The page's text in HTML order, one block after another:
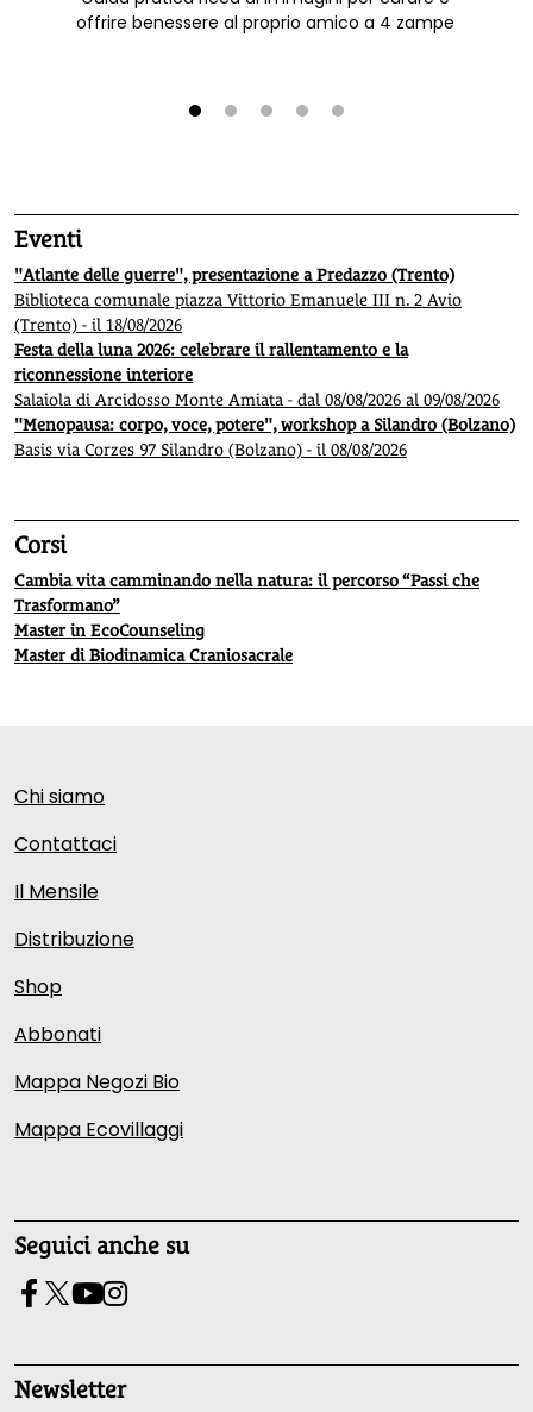
offrire benessere al proprio amico a 4 zampe
Eventi
"Atlante delle guerre", presentazione a Predazzo (Trento)
Biblioteca comunale piazza Vittorio Emanuele III n. 2 Avio
(Trento) - il 18/08/2026
Festa della luna 2026: celebrare il rallentamento e la
riconnessione interiore
Salaiola di Arcidosso Monte Amiata - dal 08/08/2026 al 09/08/2026
"Menopausa: corpo, voce, potere", workshop a Silandro (Bolzano)
Basis via Corzes 97 Silandro (Bolzano) - il 08/08/2026
Corsi
Cambia vita camminando nella natura: il percorso “Passi che
Trasformano”
Master in EcoCounseling
Master di Biodinamica Craniosacrale
Chi siamo
Contattaci
Il Mensile
Distribuzione
Shop
Abbonati
Mappa Negozi Bio
Mappa Ecovillaggi
Seguici anche su
Newsletter